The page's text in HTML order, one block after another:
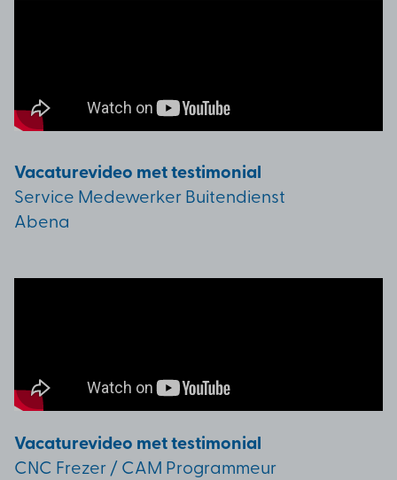
Vacaturevideo met testimonial
Service Medewerker Buitendienst
Abena
Vacaturevideo met testimonial
CNC Frezer / CAM Programmeur